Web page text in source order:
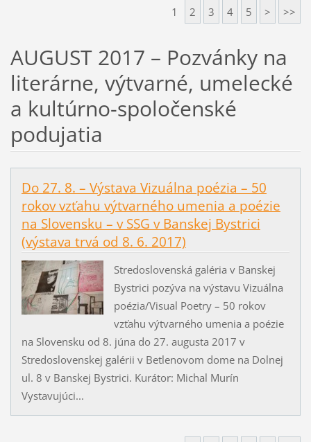
1 2 3 4 5 > >>
AUGUST 2017 – Pozvánky na
literárne, výtvarné, umelecké
a kultúrno-spoločenské
podujatia
Do 27. 8. – Výstava Vizuálna poézia – 50
rokov vzťahu výtvarného umenia a poézie
na Slovensku – v SSG v Banskej Bystrici
(výstava trvá od 8. 6. 2017)
Stredoslovenská galéria v Banskej
Bystrici pozýva na výstavu Vizuálna
poézia/Visual Poetry – 50 rokov
vzťahu výtvarného umenia a poézie
na Slovensku od 8. júna do 27. augusta 2017 v
Stredoslovenskej galérii v Betlenovom dome na Dolnej
ul. 8 v Banskej Bystrici. Kurátor: Michal Murín
Vystavujúci...